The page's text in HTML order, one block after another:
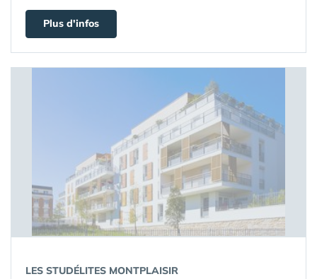
Plus d'infos
LES STUDÉLITES MONTPLAISIR